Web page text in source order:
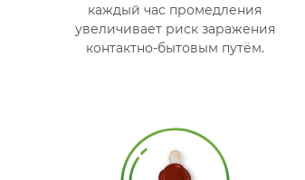
каждый час промедления
увеличивает риск заражения
контактно-бытовым путём.